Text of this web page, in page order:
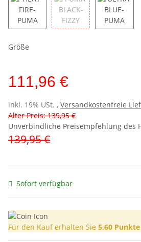
Größe
111,96 €
inkl. 19% USt. , Versandkostenfreie
Alter Preis: 139,95 €
Unverbindliche Preisempfehlung des
139,95 €
Sofort verfügbar
Für den Kauf erhalten Sie 5,60 Punkte